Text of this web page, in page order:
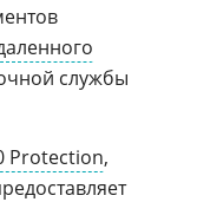
службы
Protection,